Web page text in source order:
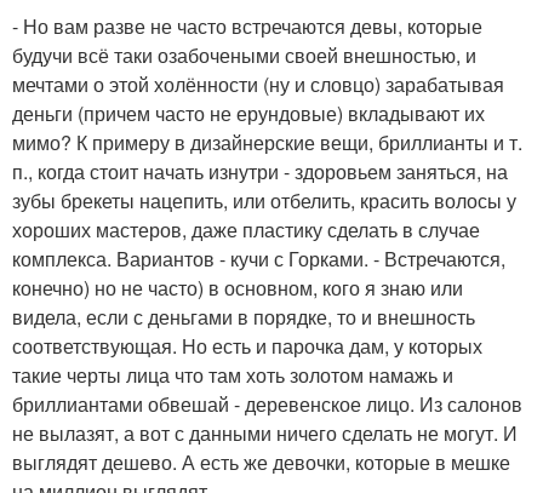
- Но вам разве не часто встречаются девы, которые
будучи всё таки озабочеными своей внешностью, и
мечтами о этой холённости (ну и словцо) зарабатывая
деньги (причем часто не ерундовые) вкладывают их
мимо? К примеру в дизайнерские вещи, бриллианты и т.
п., когда стоит начать изнутри - здоровьем заняться, на
зубы брекеты нацепить, или отбелить, красить волосы у
хороших мастеров, даже пластику сделать в случае
комплекса. Вариантов - кучи с Горками. - Встречаются,
конечно) но не часто) в основном, кого я знаю или
видела, если с деньгами в порядке, то и внешность
соответствующая. Но есть и парочка дам, у которых
такие черты лица что там хоть золотом намажь и
бриллиантами обвешай - деревенское лицо. Из салонов
не вылазят, а вот с данными ничего сделать не могут. И
выглядят дешево. А есть же девочки, которые в мешке